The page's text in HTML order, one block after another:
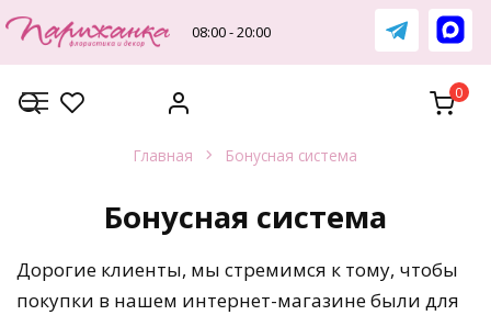
к
содержанию
08:00 - 20:00
0
Главная Бонусная система
Бонусная система
Дорогие клиенты, мы стремимся к тому, чтобы
покупки в нашем интернет-магазине были для